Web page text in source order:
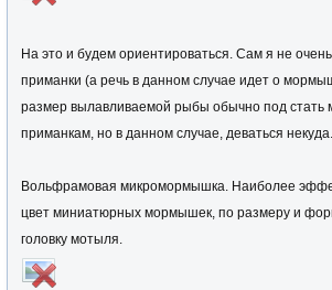
На это и будем ориентироваться. Сам я не
приманки (а речь в данном случае идет о
размер вылавливаемой рыбы обычно под
приманкам, но в данном случае, деваться некуда.
Вольфрамовая микромормышка. Наиболее
цвет миниатюрных мормышек, по размеру и
головку мотыля.